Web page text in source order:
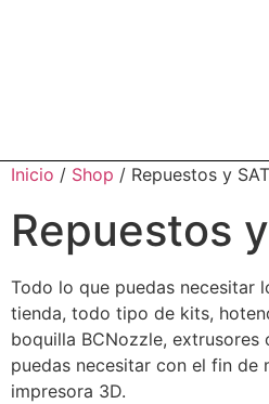
Inicio / Shop / Repuestos y SAT
Repuestos
Todo lo que puedas necesitar
tienda, todo tipo de kits,
boquilla BCNozzle, extrusores
puedas necesitar con el fin de
impresora 3D.